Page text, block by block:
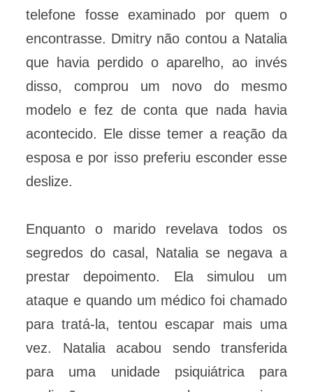
telefone fosse examinado por quem o
encontrasse. Dmitry não contou a Natalia
que havia perdido o aparelho, ao invés
disso, comprou um novo do mesmo
modelo e fez de conta que nada havia
acontecido. Ele disse temer a reação da
esposa e por isso preferiu esconder esse
deslize.
Enquanto o marido revelava todos os
segredos do casal, Natalia se negava a
prestar depoimento. Ela simulou um
ataque e quando um médico foi chamado
para tratá-la, tentou escapar mais uma
vez. Natalia acabou sendo transferida
para uma unidade psiquiátrica para